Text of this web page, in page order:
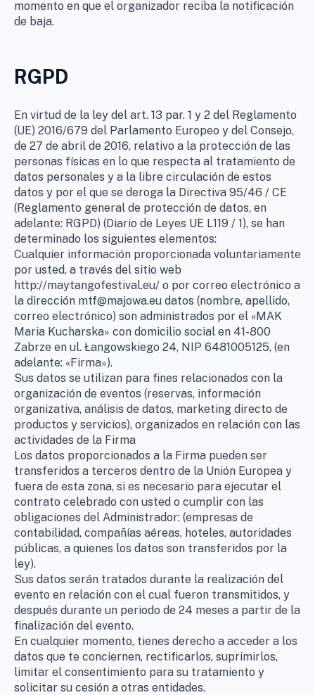
momento en que el organizador reciba la notificación
de baja.
RGPD
En virtud de la ley del art. 13 par. 1 y 2 del Reglamento
(UE) 2016/679 del Parlamento Europeo y del Consejo,
de 27 de abril de 2016, relativo a la protección de las
personas físicas en lo que respecta al tratamiento de
datos personales y a la libre circulación de estos
datos y por el que se deroga la Directiva 95/46 / CE
(Reglamento general de protección de datos, en
adelante: RGPD) (Diario de Leyes UE L119 / 1), se han
determinado los siguientes elementos:
Cualquier información proporcionada voluntariamente
por usted, a través del sitio web
http://maytangofestival.eu/ o por correo electrónico a
la dirección mtf@majowa.eu datos (nombre, apellido,
correo electrónico) son administrados por el «MAK
Maria Kucharska» con domicilio social en 41-800
Zabrze en ul. Łangowskiego 24, NIP 6481005125, (en
adelante: «Firma»).
Sus datos se utilizan para fines relacionados con la
organización de eventos (reservas, información
organizativa, análisis de datos, marketing directo de
productos y servicios), organizados en relación con las
actividades de la Firma
Los datos proporcionados a la Firma pueden ser
transferidos a terceros dentro de la Unión Europea y
fuera de esta zona, si es necesario para ejecutar el
contrato celebrado con usted o cumplir con las
obligaciones del Administrador: (empresas de
contabilidad, compañías aéreas, hoteles, autoridades
públicas, a quienes los datos son transferidos por la
ley).
Sus datos serán tratados durante la realización del
evento en relación con el cual fueron transmitidos, y
después durante un periodo de 24 meses a partir de la
finalización del evento.
En cualquier momento, tienes derecho a acceder a los
datos que te conciernen, rectificarlos, suprimirlos,
limitar el consentimiento para su tratamiento y
solicitar su cesión a otras entidades.